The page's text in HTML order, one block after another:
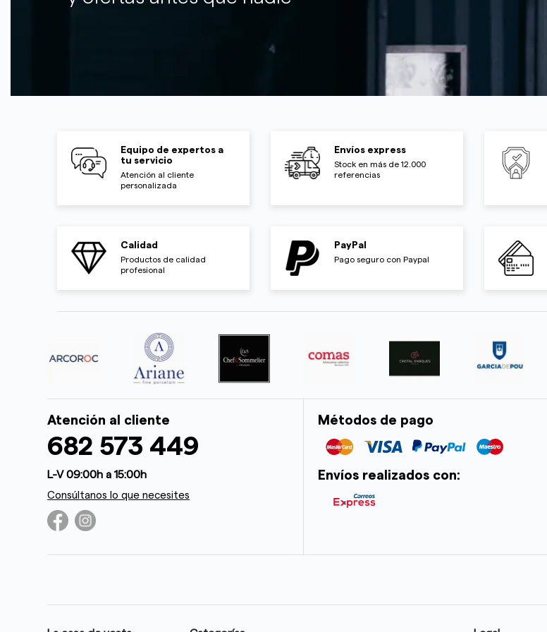
Equipo de expertos a
tu servicio
Atención al cliente
personalizada
Envíos express
Stock en más de 12.000
referencias
Calidad
Productos de calidad
profesional
PayPal
Pago seguro con Paypal
Atención al cliente
682 573 449
L-V 09:00h a 15:00h
Consúltanos lo que necesites
Métodos de pago
Envíos realizados con: